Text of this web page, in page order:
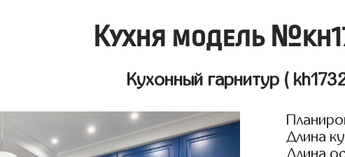
Кухня модель
Кухонный гарнитур (
Длина
Длина